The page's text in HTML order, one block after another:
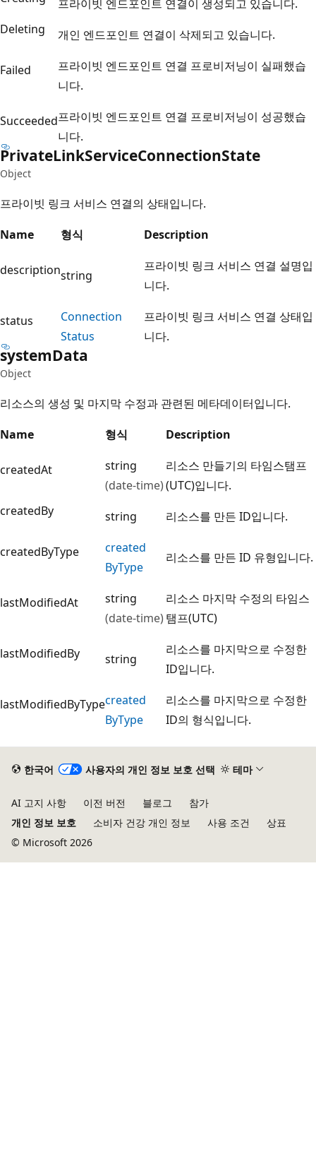
프라이빗 엔드포인트 연결이 생성되고 있습니다.
Deleting
개인 엔드포인트 연결이 삭제되고 있습니다.
Failed
프라이빗 엔드포인트 연결 프로비저닝이 실패했습
니다.
Succeeded프라이빗 엔드포인트 연결 프로비저닝이 성공했습
니다.
PrivateLinkServiceConnectionState
Object
프라이빗 링크 서비스 연결의 상태입니다.
Name
형식 Description
descriptionstring
프라이빗 링크 서비스 연결 설명입
니다.
status
Connection
Status
프라이빗 링크 서비스 연결 상태입
니다.
systemData
Object
리소스의 생성 및 마지막 수정과 관련된 메타데이터입니다.
Name
형식 Description
createdAt
string
(date-time)
리소스 만들기의 타임스탬프
(UTC)입니다.
createdBy
string 리소스를 만든 ID입니다.
createdByType
created
ByType
리소스를 만든 ID 유형입니다.
lastModifiedAt
string
(date-time)
리소스 마지막 수정의 타임스
탬프(UTC)
lastModifiedBy string
리소스를 마지막으로 수정한
ID입니다.
lastModifiedByTypecreated
ByType
리소스를 마지막으로 수정한
ID의 형식입니다.
한국어 사용자의 개인 정보 보호 선택 테마
AI 고지 사항 이전 버전 블로그
참가
개인 정보 보호
소비자 건강 개인 정보 사용 조건
상표
© Microsoft 2026